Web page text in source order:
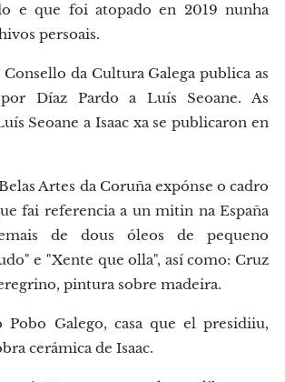
e que foi atopado en 2019 nunha
persoais.
da Cultura Galega publica as
Díaz Pardo a Luís Seoane. As
Seoane a Isaac xa se publicaron en
Artes da Coruña expónse o cadro
fai referencia a un mitin na España
de dous óleos de pequeno
e "Xente que olla", así como: Cruz
pintura sobre madeira.
Galego, casa que el presidiiu,
cerámica de Isaac.